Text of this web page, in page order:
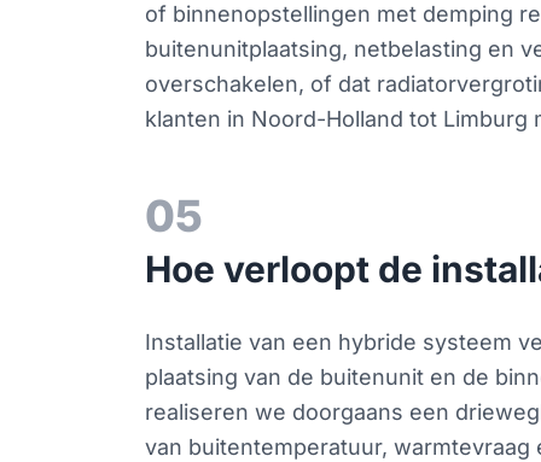
of binnenopstellingen met demping
buitenunitplaatsing, netbelasting en
overschakelen, of dat
klanten in Noord-Holland tot
05
Hoe verloopt de
Installatie van een hybride systeem
plaatsing van de buitenunit en de
realiseren we doorgaans een
van buitentemperatuur,